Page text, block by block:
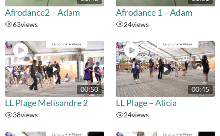
Afrodance2 – Adam
63views
Afrodance 1 – Adam
24views
00:50
LL Plage Melisandre 2
38views
00:45
LL Plage – Alicia
24views